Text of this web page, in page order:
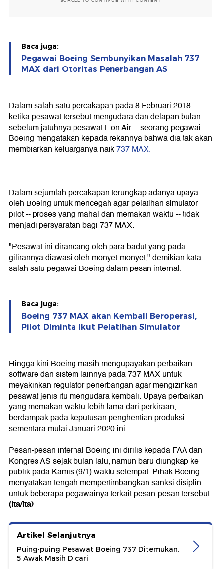
Baca juga:
Pegawai Boeing Sembunyikan Masalah 737
MAX dari Otoritas Penerbangan AS
Dalam salah satu percakapan pada 8 Februari 2018 --
ketika pesawat tersebut mengudara dan delapan bulan
sebelum jatuhnya pesawat Lion Air -- seorang pegawai
Boeing mengatakan kepada rekannya bahwa dia tak akan
membiarkan keluarganya naik737 MAX.
Dalam sejumlah percakapan terungkap adanya upaya
oleh Boeing untuk mencegah agar pelatihan simulator
pilot -- proses yang mahal dan memakan waktu -- tidak
menjadi persyaratan bagi 737 MAX.
"Pesawat ini dirancang oleh para badut yang pada
gilirannya diawasi oleh monyet-monyet," demikian kata
salah satu pegawai Boeing dalam pesan internal.
Baca juga:
Boeing 737 MAX akan Kembali Beroperasi,
Pilot Diminta Ikut Pelatihan Simulator
Hingga kini Boeing masih mengupayakan perbaikan
software dan sistem lainnya pada 737 MAX untuk
meyakinkan regulator penerbangan agar mengizinkan
pesawat jenis itu mengudara kembali. Upaya perbaikan
yang memakan waktu lebih lama dari perkiraan,
berdampak pada keputusan penghentian produksi
sementara mulai Januari 2020 ini.
Pesan-pesan internal Boeing ini dirilis kepada FAA dan
Kongres AS sejak bulan lalu, namun baru diungkap ke
publik pada Kamis (9/1) waktu setempat. Pihak Boeing
menyatakan tengah mempertimbangkan sanksi disiplin
untuk beberapa pegawainya terkait pesan-pesan tersebut.
(ita/ita)
Artikel Selanjutnya
Puing-puing Pesawat Boeing 737 Ditemukan,
5 Awak Masih Dicari